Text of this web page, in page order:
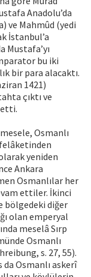
Anadolu’da
ve Mahmûd (yedi
İstanbul’a
Mustafa’yı
bu iki
bir para alacaktı.
1421)
çıktı ve
Osmanlı
yeniden
Ankara
Osmanlılar her
ettiler. İkinci
bölgedeki diğer
olan emperyal
meselâ Sırp
Osmanlı
s. 27, 55).
Osmanlı askerî